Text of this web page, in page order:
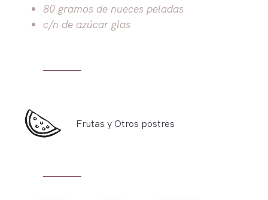
80 gramos de nueces peladas
c/n de azúcar glas
Frutas y Otros postres